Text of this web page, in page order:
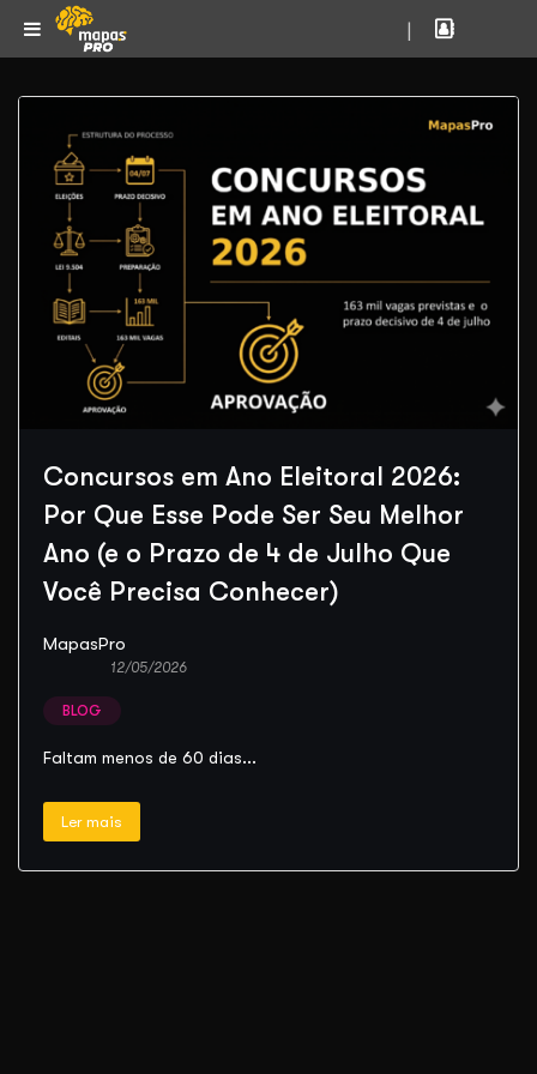
Concursos em Ano Eleitoral 2026:
Por Que Esse Pode Ser Seu Melhor
Ano (e o Prazo de 4 de Julho Que
Você Precisa Conhecer)
MapasPro
12/05/2026
BLOG
Faltam menos de 60 dias...
Ler mais
|